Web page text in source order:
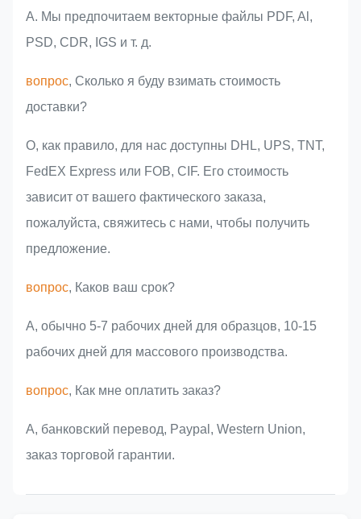
A. Мы предпочитаем векторные файлы PDF, Al,
PSD, CDR, IGS и т. д.
вопрос, Сколько я буду взимать стоимость
доставки?
О, как правило, для нас доступны DHL, UPS, TNT,
FedEX Express или FOB, CIF. Его стоимость
зависит от вашего фактического заказа,
пожалуйста, свяжитесь с нами, чтобы получить
предложение.
вопрос, Каков ваш срок?
А, обычно 5-7 рабочих дней для образцов, 10-15
рабочих дней для массового производства.
вопрос, Как мне оплатить заказ?
A, банковский перевод, Paypal, Western Union,
заказ торговой гарантии.